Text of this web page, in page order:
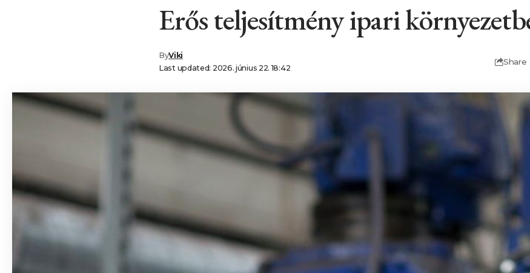
Erős teljesítmény ipari
Last updated: 2026. június 22. 18:42
ByViki
Share